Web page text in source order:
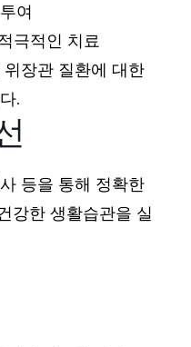
여
극적인 치료
장관 질환에 대한
.
등을 통해 정확한
강한 생활습관을 실